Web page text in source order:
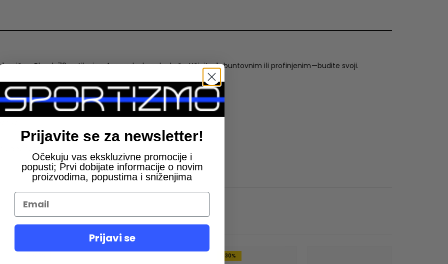
Chuck 70 patike izrađene od vrhunske kože. Učinite ih buntovnim ili profinjenim—budite svoji.
kože
-30%
Prijavite se za newsletter!
Očekuju vas ekskluzivne promocije i
popusti; Prvi dobijate informacije o novim
proizvodima, popustima i sniženjima
Prijavi se